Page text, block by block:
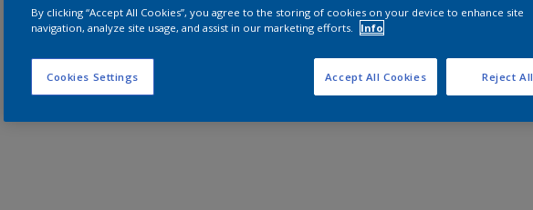
By clicking “Accept All Cookies”, you agree to the storing of cookies on your device to enhance site
navigation, analyze site usage, and assist in our marketing efforts.
Info
Cookies Settings Reject All
Accept All Cookies